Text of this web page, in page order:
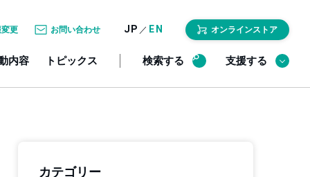
更 お問い合わせ JP ／ EN オンラインストア
内容 トピックス 検索する 支援する
カテゴリー